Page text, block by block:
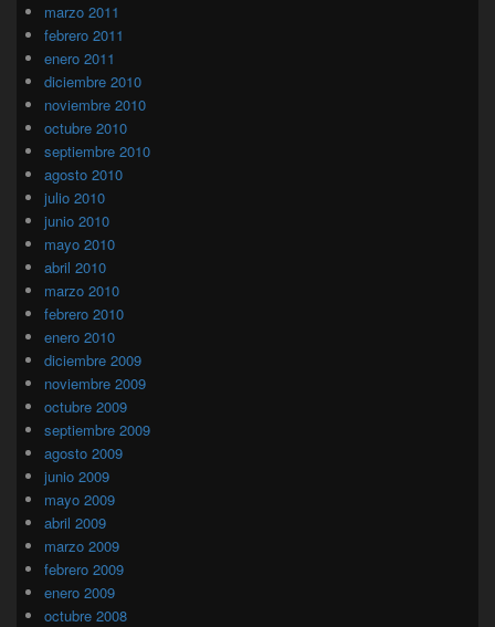
marzo 2011
febrero 2011
enero 2011
diciembre 2010
noviembre 2010
octubre 2010
septiembre 2010
agosto 2010
julio 2010
junio 2010
mayo 2010
abril 2010
marzo 2010
febrero 2010
enero 2010
diciembre 2009
noviembre 2009
octubre 2009
septiembre 2009
agosto 2009
junio 2009
mayo 2009
abril 2009
marzo 2009
febrero 2009
enero 2009
octubre 2008